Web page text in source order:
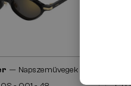
— Napszemüvegek